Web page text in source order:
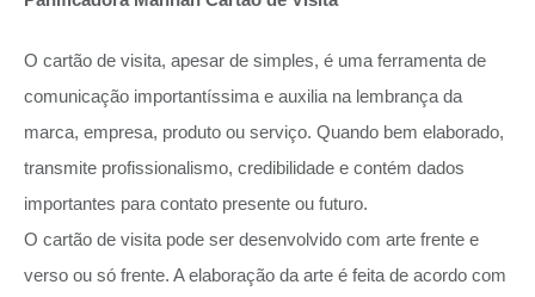
O cartão de visita, apesar de simples, é uma ferramenta de
comunicação importantíssima e auxilia na lembrança da
marca, empresa, produto ou serviço. Quando bem elaborado,
transmite profissionalismo, credibilidade e contém dados
importantes para contato presente ou futuro.
O cartão de visita pode ser desenvolvido com arte frente e
verso ou só frente. A elaboração da arte é feita de acordo com